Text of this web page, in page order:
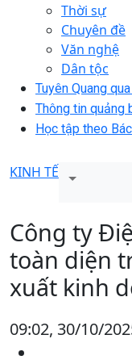
Thời sự
Chuyên đề
Văn nghệ
Dân tộc
Tuyên Quang
Thông tin quảng
Học tập theo Bác
KINH TẾ
Công ty
toàn diện
xuất kinh
09:02, 30/10/